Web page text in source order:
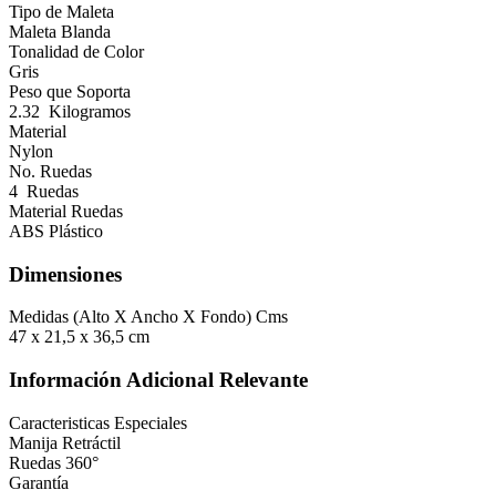
Tipo de Maleta
Maleta Blanda
Tonalidad de Color
Gris
Peso que Soporta
2.32 Kilogramos
Material
Nylon
No. Ruedas
4 Ruedas
Material Ruedas
ABS Plástico
Dimensiones
Medidas (Alto X Ancho X Fondo) Cms
47 x 21,5 x 36,5 cm
Información Adicional Relevante
Caracteristicas Especiales
Manija Retráctil
Ruedas 360°
Garantía